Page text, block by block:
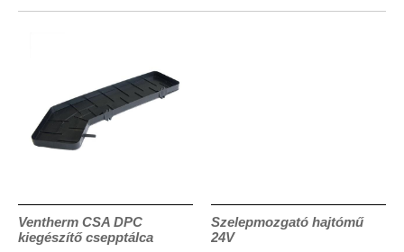
Ventherm CSA DPC
kiegészítő csepptálca
Szelepmozgató hajtómű
24V